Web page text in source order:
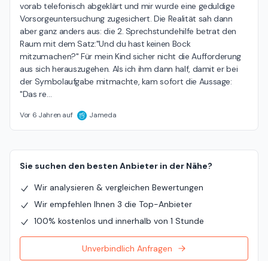
vorab telefonisch abgeklärt und mir wurde eine geduldige
Vorsorgeuntersuchung zugesichert. Die Realität sah dann
aber ganz anders aus: die 2. Sprechstundehilfe betrat den
Raum mit dem Satz:"Und du hast keinen Bock
mitzumachen?" Für mein Kind sicher nicht die Aufforderung
aus sich herauszugehen. Als ich ihm dann half, damit er bei
der Symbolaufgabe mitmachte, kam sofort die Aussage:
"Das re…
Vor 6 Jahren auf Jameda
Sie suchen den besten Anbieter in der Nähe?
Wir analysieren & vergleichen Bewertungen
Wir empfehlen Ihnen 3 die Top-Anbieter
100% kostenlos und innerhalb von 1 Stunde
Unverbindlich Anfragen